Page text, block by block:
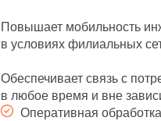
Повышает мобильность
в условиях филиальных
Обеспечивает связь с
в любое время и вне
Оперативная